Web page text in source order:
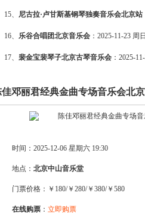
15、 尼古拉·卢甘斯基钢琴独奏音乐会北京站
16、 乐谷合唱团北京音乐会 ：2025-11-23 周
17、 裴金宝裴琴子北京古琴音乐会 ：2025-
佳邓丽君经典金曲专场音乐会北
时间：2025-12-06 星期六 19:30
地点： 北京中山音乐堂
门票价格：￥180/￥280/￥380/￥580
在线购票 ： 立即购票